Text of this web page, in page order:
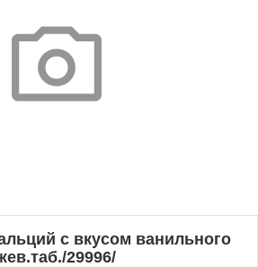
с вкусом ванильного
29996/